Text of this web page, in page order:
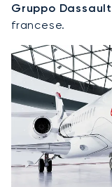
Gruppo Dassault
francese.